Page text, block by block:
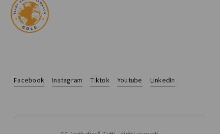
Facebook Instagram Tiktok Youtube LinkedIn